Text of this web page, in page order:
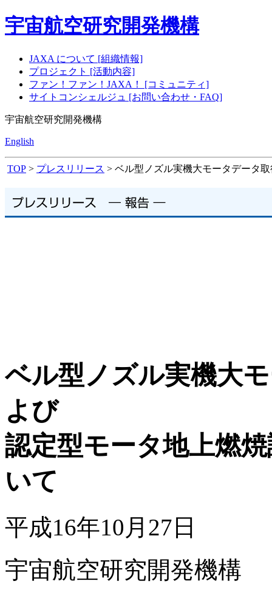
宇宙航空研究開発機構
JAXA について [組織情報]
プロジェクト [活動内容]
ファン！ファン！JAXA！ [コミュニティ]
サイトコンシェルジュ [お問い合わせ・FAQ]
宇宙航空研究開発機構
English
TOP > プレスリリース > ベル型ノズル実機大モータデータ
ベル型ノズル実機大
よび
認定型モータ地上燃
いて
平成16年10月27日
宇宙航空研究開発機構